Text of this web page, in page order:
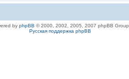
by phpBB © 2000, 2002, 2005, 2007 phpBB Group
Русская поддержка phpBB